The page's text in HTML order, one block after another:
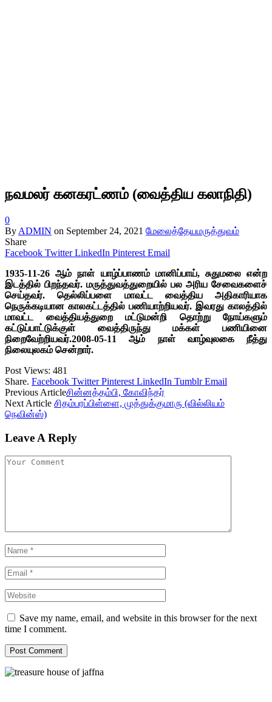
நவமலர் கனகரட்ணம் (வைத்திய கலாநிதி)
0
By ADMIN on September 24, 2021 மேலைத்தேயமருத்துவம்
Share
Facebook Twitter LinkedIn Pinterest Email
1935-11-26 ஆம் நாள் யாழ்ப்பாணம் மானிப்பாய், சுதுமலை என்ற
இடத்தில் பிறந்தவர். மருத்துவத்துறையில் பல அரிய சேவைகளைச்
செய்தவர். தெல்லிப்பளை மாவட்ட வைத்திய அதிகாரியாக
நெருக்கடியான காலகட்டத்தில் பணியாற்றியவர். இவரது காலத்தில்
மாவட்ட வைத்தியத்துறை மட்டுமன்றி தொற்று நோய்களும்
கட்டுப்பாட்டுக்குள் வைத்திருந்து மக்கள் பணியினை
நிறைவேற்றியவர்.2008-05-11 ஆம் நாள் வாழ்வுலகை நீத்து
நிலையுலகம் சென்றார்.
Post Views: 481
Share. Facebook Twitter Pinterest LinkedIn Tumblr Email
Previous Articleசின்னத்தம்பி, கோவிந்தர்
Next Article சிதம்பரப்பிள்ளை, முத்துக்குமாரு (வில்லியம்
நெவின்ஸ்)
Leave A Reply
Save my name, email, and website in this browser for the next
time I comment.